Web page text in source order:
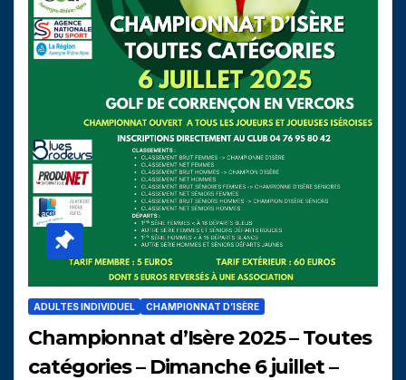
ADULTES INDIVIDUEL CHAMPIONNAT D’ISÈRE
Championnat d’Isère 2025 – Toutes
catégories – Dimanche 6 juillet –